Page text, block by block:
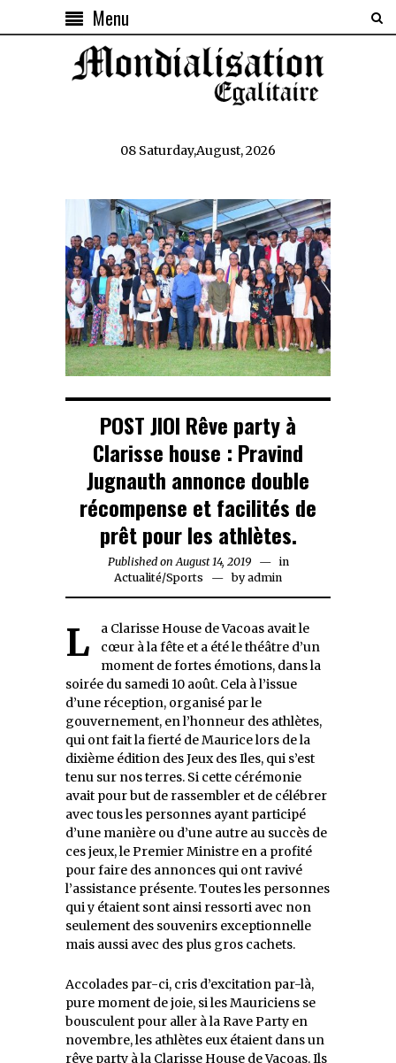
Menu
08 Saturday,August, 2026
POST JIOI Rêve party à
Clarisse house : Pravind
Jugnauth annonce double
récompense et facilités de
prêt pour les athlètes.
Published on August 14, 2019
in
Actualité/Sports byadmin
La Clarisse House de Vacoas avait le
cœur à la fête et a été le théâtre d’un
moment de fortes émotions, dans la
soirée du samedi 10 août. Cela à l’issue
d’une réception, organisé par le
gouvernement, en l’honneur des athlètes,
qui ont fait la fierté de Maurice lors de la
dixième édition des Jeux des Iles, qui s’est
tenu sur nos terres. Si cette cérémonie
avait pour but de rassembler et de célébrer
avec tous les personnes ayant participé
d’une manière ou d’une autre au succès de
ces jeux, le Premier Ministre en a profité
pour faire des annonces qui ont ravivé
l’assistance présente. Toutes les personnes
qui y étaient sont ainsi ressorti avec non
seulement des souvenirs exceptionnelle
mais aussi avec des plus gros cachets.
Accolades par-ci, cris d’excitation par-là,
pure moment de joie, si les Mauriciens se
bousculent pour aller à la Rave Party en
novembre, les athlètes eux étaient dans un
rêve party à la Clarisse House de Vacoas. Ils